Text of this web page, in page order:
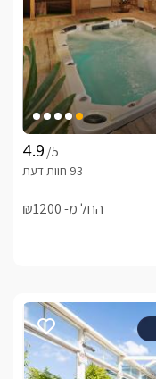
/5
החל מ- ₪1200